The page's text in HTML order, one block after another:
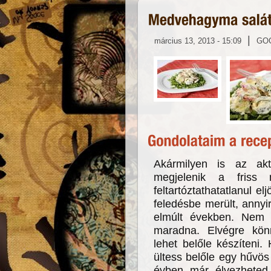
március 13, 2013 - 15:09 |
Akármilyen is az
megjelenik a friss
feltartóztathatatlanul
feledésbe merült,
elmúlt években.
maradna. Elvégre
lehet belőle készíteni.
ültess belőle egy